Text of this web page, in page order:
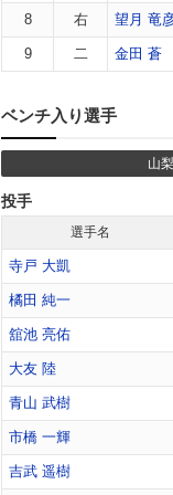
8 右 望月 竜
9 二 金田 蒼
ベンチ入り選手
山
投手
選手名
寺戸 大凱
橘田 純一
舘池 亮佑
大友 陸
青山 武樹
市橋 一輝
吉武 遥樹